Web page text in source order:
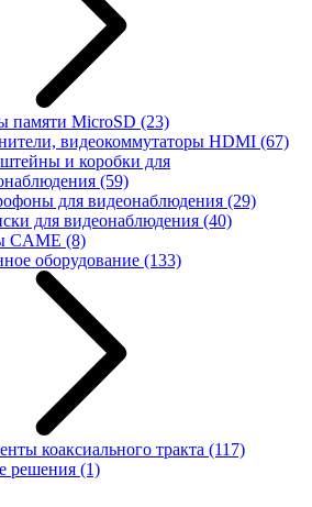
памяти MicroSD (23)
видеокоммутаторы HDMI (67)
и коробки для
(59)
для видеонаблюдения (29)
для видеонаблюдения (40)
CAME (8)
оборудование (133)
коаксиального тракта (117)
решения (1)